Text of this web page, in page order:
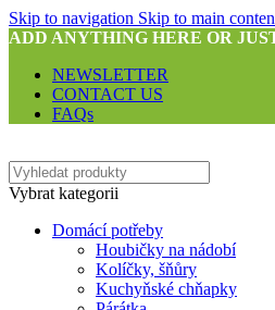
Skip to navigation Skip to main
ADD ANYTHING HERE OR
NEWSLETTER
CONTACT US
FAQs
Vybrat kategorii
Domácí potřeby
Houbičky na nádobí
Kolíčky, šňůry
Kuchyňské chňapky